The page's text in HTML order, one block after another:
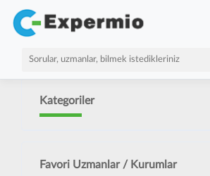
Kategoriler
Favori Uzmanlar / Kurumlar